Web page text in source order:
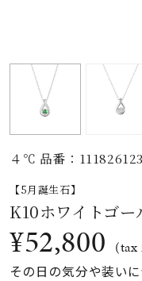
誕生石
モチーフ
ト
４℃ 品番：
【5月誕生石】
K10ホワイトゴー
¥52,800 (tax
その日の気分や装い